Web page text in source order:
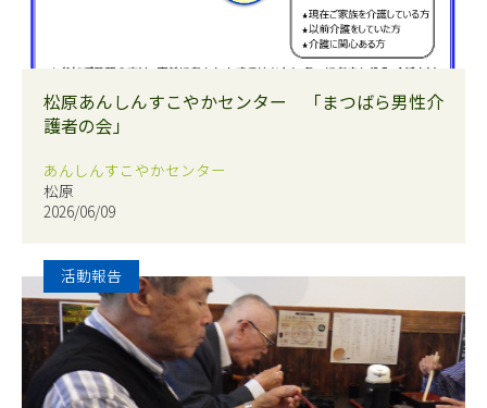
松原あんしんすこやかセンター 「まつばら男性介
護者の会」
あんしんすこやかセンター
松原
2026/06/09
活動報告